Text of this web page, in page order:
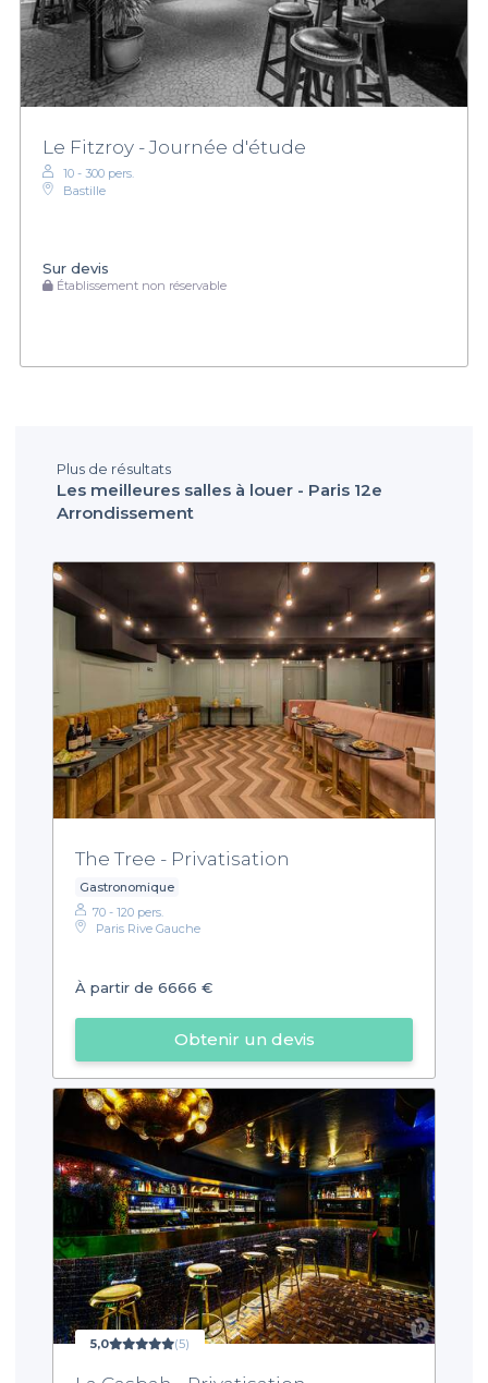
Le Fitzroy - Journée d'étude
10 - 300 pers.
Bastille
Sur devis
Établissement non réservable
Plus de résultats
Les meilleures salles à louer - Paris 12e
Arrondissement
The Tree - Privatisation
Gastronomique
70 - 120 pers.
Paris Rive Gauche
À partir de 6666 €
Obtenir un devis
5,0 (5)